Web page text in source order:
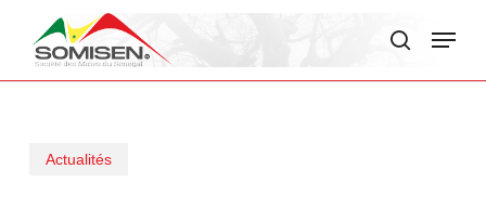
Menu
Actualités